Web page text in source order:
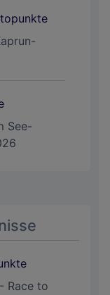
See-
Race to